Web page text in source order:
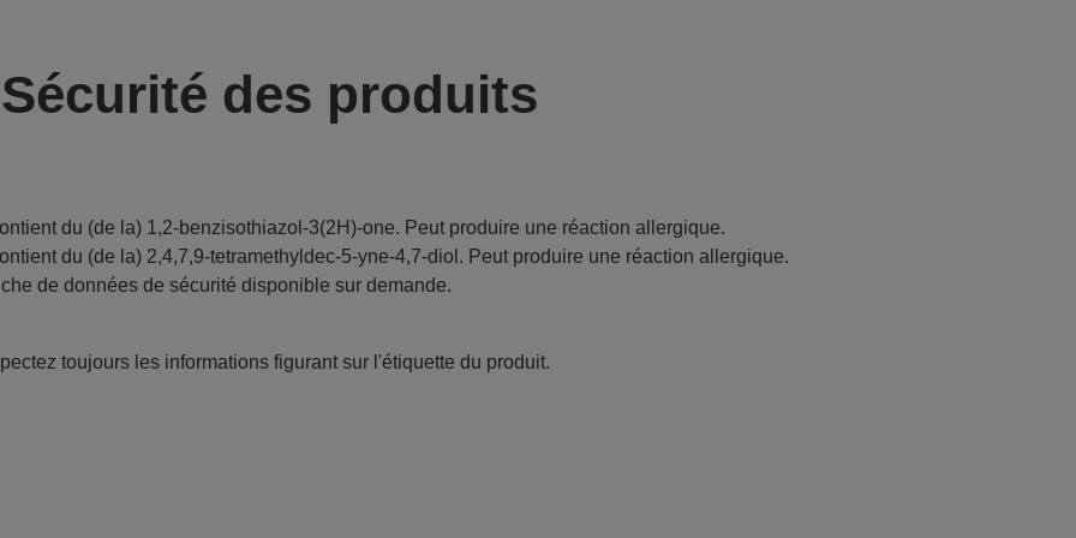
Sécurité des produits
du (de la) 1,2-benzisothiazol-3(2H)-one. Peut produire une réaction allergique.
du (de la) 2,4,7,9-tetramethyldec-5-yne-4,7-diol. Peut produire une réaction allergique.
de données de sécurité disponible sur demande.
toujours les informations figurant sur l'étiquette du produit.